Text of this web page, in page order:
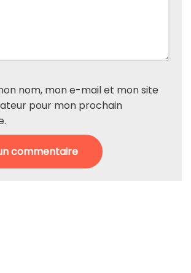
nom, mon e-mail et mon site
pour mon prochain